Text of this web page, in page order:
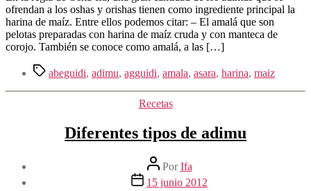
amalá
y
otras
preparaciones
maíz
ofrendan a los oshas y orishas tienen como ingrediente principal la
harina de maíz. Entre ellos podemos citar: – El amalá que son
pelotas preparadas con harina de maíz cruda y con manteca de
corojo. También se conoce como amalá, a las […]
Etiquetas
abeguidi, adimu, agguidi, amala, asara, harina, maiz
Categorías
Recetas
Diferentes tipos de adimu
Autor
de
la
PorIfa
Fecha15 junio 2012